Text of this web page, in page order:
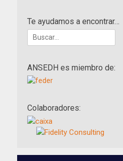
Te ayudamos a encontrar…
Buscar:
ANSEDH es miembro de:
Colaboradores: